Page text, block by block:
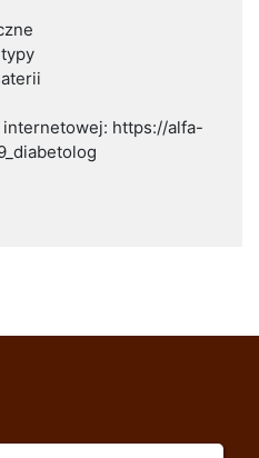
https://alfa-